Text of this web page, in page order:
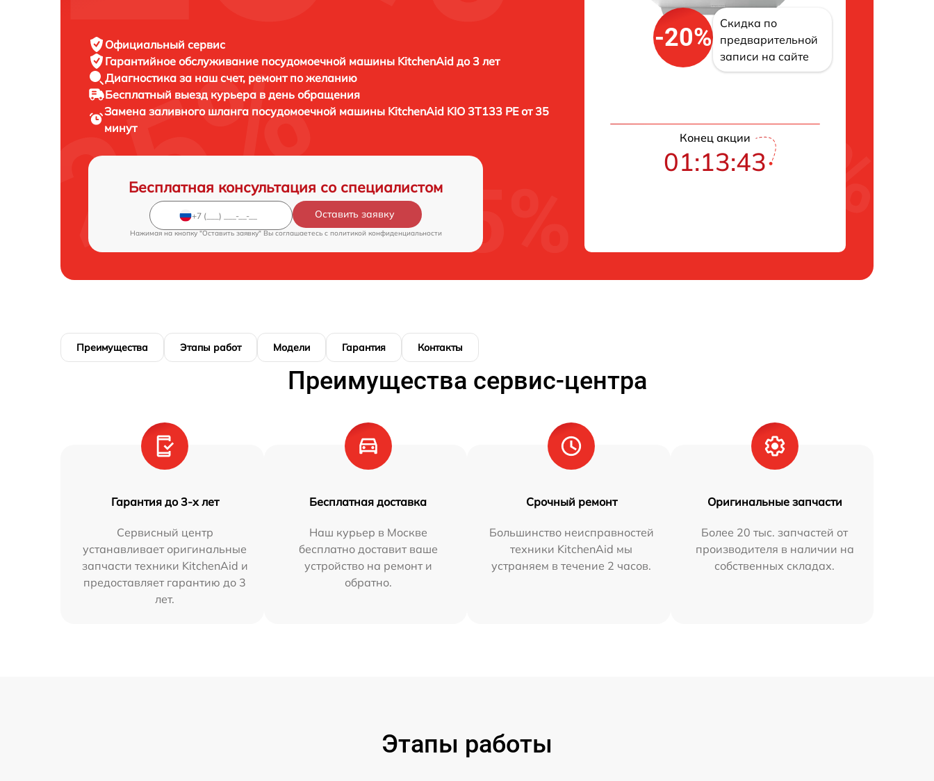
Официальный сервис
Гарантийное обслуживание посудомоечной машины KitchenAid до 3 лет
Диагностика за наш счет, ремонт по желанию
Бесплатный выезд курьера в день обращения
Замена заливного шланга посудомоечной машины KitchenAid KIO 3T133 PE от 35
минут
Бесплатная консультация со специалистом
Оставить заявку
Нажимая на кнопку "Оставить заявку" Вы соглашаетесь c политикой конфиденциальности
-20%
Скидка по
предварительной
записи на сайте
Конец акции
01:13:42
Преимущества Этапы работ Модели Гарантия Контакты
Преимущества сервис-центра
Гарантия до 3-х лет
Сервисный центр
устанавливает оригинальные
запчасти техники KitchenAid и
предоставляет гарантию до 3
лет.
Бесплатная доставка
Наш курьер в Москве
бесплатно доставит ваше
устройство на ремонт и
обратно.
Срочный ремонт
Большинство неисправностей
техники KitchenAid мы
устраняем в течение 2 часов.
Оригинальные запчасти
Более 20 тыс. запчастей от
производителя в наличии на
собственных складах.
Этапы работы